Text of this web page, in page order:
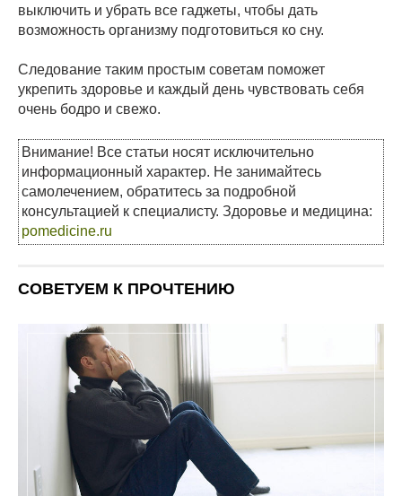
выключить и убрать все гаджеты, чтобы дать
возможность организму подготовиться ко сну.
Следование таким простым советам поможет
укрепить здоровье и каждый день чувствовать себя
очень бодро и свежо.
Внимание! Все статьи носят исключительно
информационный характер. Не занимайтесь
самолечением, обратитесь за подробной
консультацией к специалисту. Здоровье и медицина:
pomedicine.ru
СОВЕТУЕМ К ПРОЧТЕНИЮ